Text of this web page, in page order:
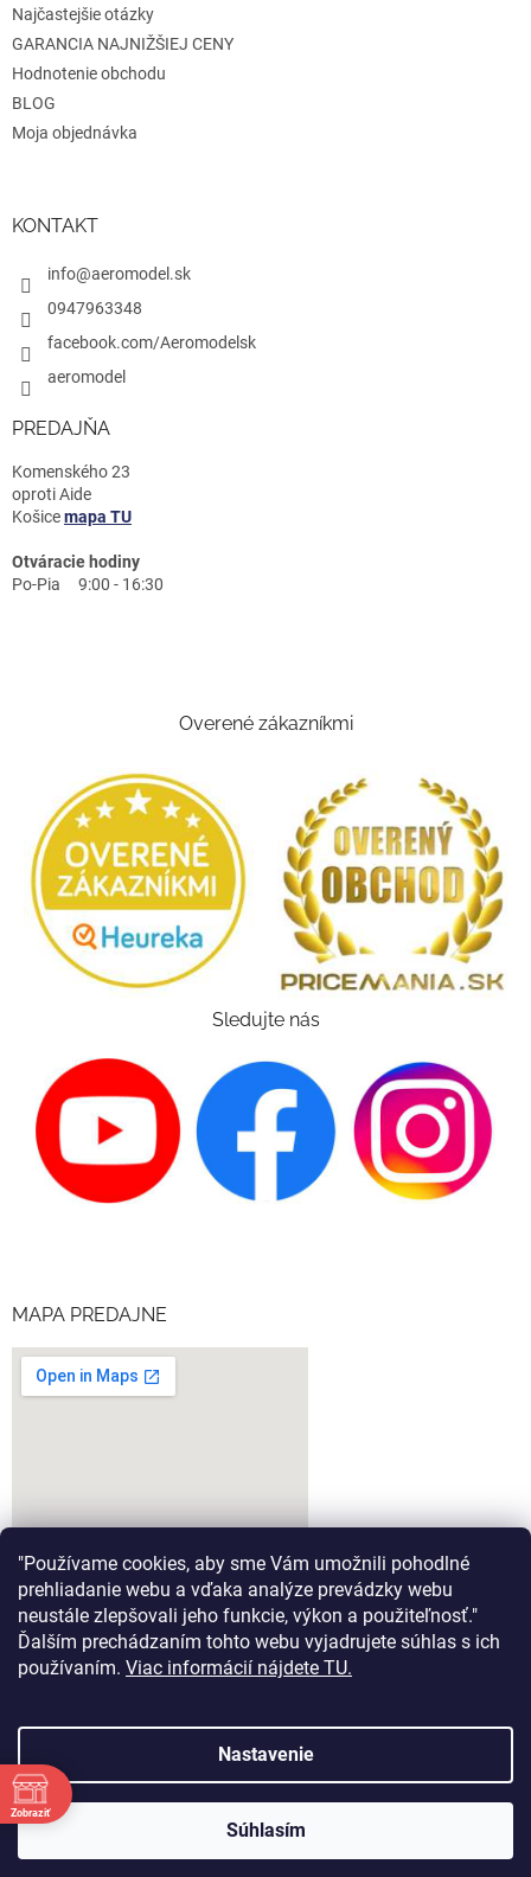
"Používame cookies, aby sme Vám umožnili pohodlné
prehliadanie webu a vďaka analýze prevádzky webu
neustále zlepšovali jeho funkcie, výkon a použiteľnosť."
Ďalším prechádzaním tohto webu vyjadrujete súhlas s ich
používaním. Viac informácií nájdete TU.
Nastavenie
Súhlasím
Najčastejšie otázky
GARANCIA NAJNIŽŠIEJ CENY
Hodnotenie obchodu
BLOG
Moja objednávka
KONTAKT
info@aeromodel.sk
0947963348
facebook.com/Aeromodelsk
aeromodel
PREDAJŇA
Komenského 23
oproti Aide
Košicemapa TU
Otváracie hodiny
Po-Pia 9:00 - 16:30
Overené zákazníkmi
Sledujte nás
MAPA PREDAJNE
google-map-generator.com
Vytvoril Shoptet
Aeromodel.sk. Všetky práva vyhradené.
Zobraziť